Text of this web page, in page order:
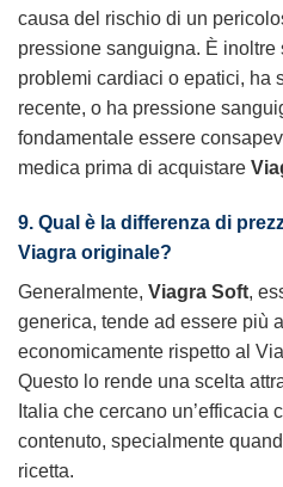
causa del rischio di un
pressione sanguigna. È
problemi cardiaci o epatici, ha
recente, o ha pressione
fondamentale essere
medica prima di acquistare
9. Qual è la differenza di
Viagra originale?
Generalmente, Viagra Soft,
generica, tende ad essere più
economicamente rispetto al
Questo lo rende una scelta
Italia che cercano un’efficacia
contenuto, specialmente
ricetta.